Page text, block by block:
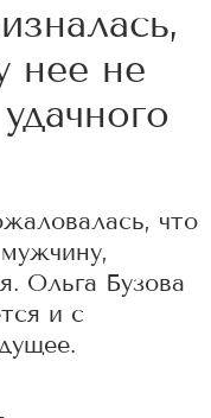
нее не
что
Ольга Бузова
и с